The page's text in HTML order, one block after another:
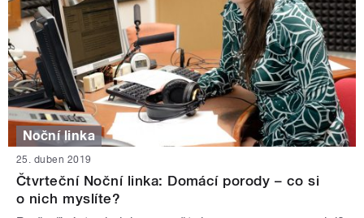
Noční linka
25. duben 2019
Čtvrteční Noční linka: Domácí porody – co si
o nich myslíte?